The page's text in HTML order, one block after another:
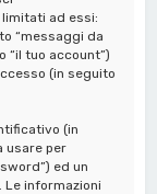
ad essi:
“messaggi da
“il tuo account”)
(in seguito
(in
usare per
ed un
Le informazioni